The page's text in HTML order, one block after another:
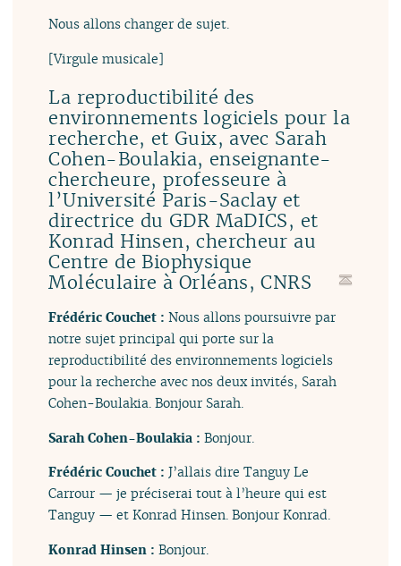
Nous allons changer de sujet.
[Virgule musicale]
La reproductibilité des
environnements logiciels pour la
recherche, et Guix, avec Sarah
Cohen-Boulakia, enseignante-
chercheure, professeure à
l’Université Paris-Saclay et
directrice du GDR MaDICS, et
Konrad Hinsen, chercheur au
Centre de Biophysique
Moléculaire à Orléans, CNRS
Frédéric Couchet :Nous allons poursuivre par
notre sujet principal qui porte sur la
reproductibilité des environnements logiciels
pour la recherche avec nos deux invités, Sarah
Cohen-Boulakia. Bonjour Sarah.
Sarah Cohen-Boulakia :Bonjour.
Frédéric Couchet :J’allais dire Tanguy Le
Carrour — je préciserai tout à l’heure qui est
Tanguy — et Konrad Hinsen. Bonjour Konrad.
Konrad Hinsen :Bonjour.